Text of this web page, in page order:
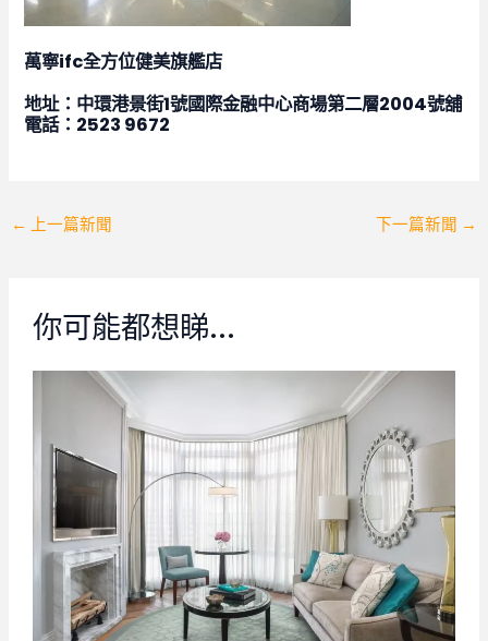
萬寧ifc全方位健美旗艦店
地址：中環港景街1號國際金融中心商場第二層2004號舖
電話：2523 9672
Post
← 上一篇新聞 下一篇新聞 →
你可能都想睇…